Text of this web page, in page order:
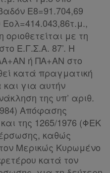
Ε8=91.704,69
με τη
Ε.Γ.Σ.Α. 87’. Η
ή ΠΑ+ΑΝ στο
κατά πραγματική
για αυτήν
της υπ’ αριθ.
Απόφασης
της 1265/1976 (ΦΕΚ
καθώς
Μερικώς Κυρωμένο
κατά τον